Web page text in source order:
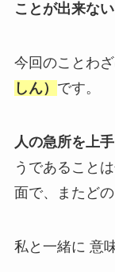
ことが出来ない
今回のことわざ
しん） です。
人の急所を上
うであること
面で、またど
私と一緒に 意